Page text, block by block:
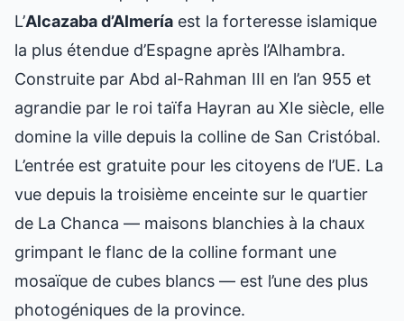
L’Alcazaba d’Almería est la forteresse islamique
la plus étendue d’Espagne après l’Alhambra.
Construite par Abd al-Rahman III en l’an 955 et
agrandie par le roi taïfa Hayran au XIe siècle, elle
domine la ville depuis la colline de San Cristóbal.
L’entrée est gratuite pour les citoyens de l’UE. La
vue depuis la troisième enceinte sur le quartier
de La Chanca — maisons blanchies à la chaux
grimpant le flanc de la colline formant une
mosaïque de cubes blancs — est l’une des plus
photogéniques de la province.